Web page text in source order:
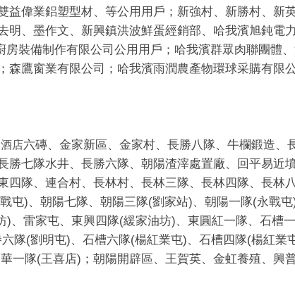
益偉業鋁塑型材、等公用用戶；新強村、新勝村、
明、墨作文、新興鎮洪波鮮蛋經銷部、哈我濱旭鈍電
房裝備制作有限公司公用用戶；哈我濱群眾肉聯團體
鷹窗業有限公司；哈我濱雨潤農產物環球采購有限
酒店六磚、金家新區、金家村、長勝八隊、牛欄鍛造
勝七隊水井、長勝六隊、朝陽渣滓處置廠、回平易近
隊、連合村、長林村、長林三隊、長林四隊、長林
屯)、朝陽七隊、朝陽三隊(劉家站)、朝陽一隊(永戰
)、雷家屯、東興四隊(緩家油坊)、東圓紅一隊、石槽
隊(劉明屯)、石槽六隊(楊紅業屯)、石槽四隊(楊紅業
一隊(王喜店)；朝陽開辟區、王賀英、金虹養殖、興